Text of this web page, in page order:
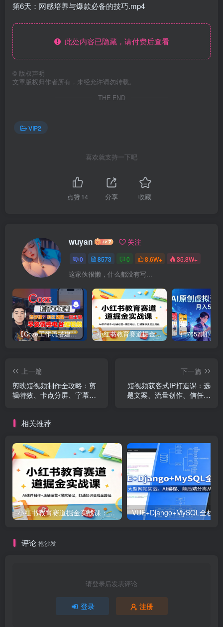
第6天：网感培养与爆款必备的技巧.mp4
此处内容已隐藏，请付费后查看
© 版权声明
文章版权归作者所有，未经允许请勿转载。
THE END
VIP2
喜欢就支持一下吧
点赞14 分享 收藏
wuyan 关注
0 8573 0 8.6W+ 35.8W+
这家伙很懒，什么都没有写...
【Coze工作流搭建实操教程】【coze】早安情感电台日签视频还在手动做？用扣子工作流自动生成，省时90% 小红书教育赛道掘金实战课：AI课件制作+店铺运营+爆款笔记，打通知识变现全路径
上一篇
剪映短视频制作全攻略：剪
辑特效、卡点分屏、字幕调
下一篇
短视频获客式IP打造课：选
题文案、流量创作、信任搭
相关推荐
小红书教育赛道掘金实战课：AI课件制作+店铺运营+爆款笔记，打通知识变现全路径
评论 抢沙发
请登录后发表评论
登录 注册